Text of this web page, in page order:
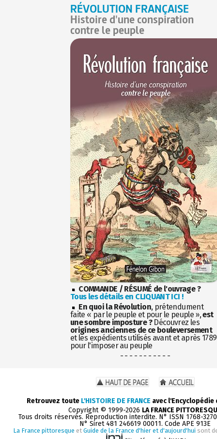
RÉVOLUTION FRANÇAISE
Histoire d'une conspiration
contre le peuple
COMMANDE / RÉSUMÉ de l'ouvrage ?
Tous les détails en CLIQUANT ICI !
En quoi la Révolution, prétendument
faite « par le peuple et pour le peuple »,est
une sombre imposture ?Découvrez les
origines anciennes de ce bouleversement
et les expédients utilisés avant et après 1789
pour l'imposer au peuple
- - - - - - - - - - -
Retrouvez toute L'HISTOIRE DE FRANCE avec
Copyright © 1999-2026 LA FRANCE
Tous droits réservés. Reproduction interdite. N° ISSN 1768-
N° Siret 481 246619 00011. Code APE 913E
La France pittoresque et Guide de la France d'hier et d'aujourd'hui sont